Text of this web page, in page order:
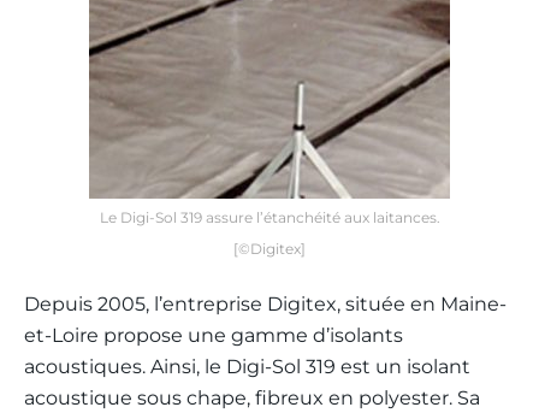
Le Digi-Sol 319 assure l’étanchéité aux laitances.
[©Digitex]
Depuis 2005, l’entreprise Digitex, située en Maine-
et-Loire propose une gamme d’isolants
acoustiques. Ainsi, le Digi-Sol 319 est un isolant
acoustique sous chape, fibreux en polyester. Sa